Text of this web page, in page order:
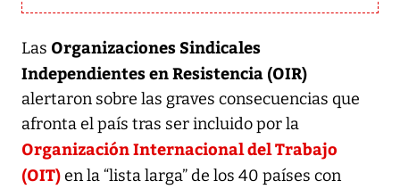
Las Organizaciones Sindicales
Independientes en Resistencia (OIR)
alertaron sobre las graves consecuencias que
afronta el país tras ser incluido por la
Organización Internacional del Trabajo
(OIT)en la “lista larga” de los 40 países con